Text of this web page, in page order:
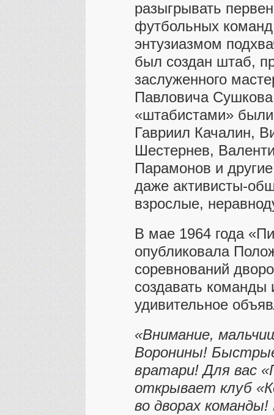
разыгрывать
футбольных
энтузиазмом
был создан штаб,
заслуженного
Павловича
«штабистами»
Гавриил Качалин,
Шестернев,
Парамонов и
даже активисты-
взрослые,
В мае 1964 года
опубликовала
соревнований
создавать команды
удивительное
«Внимание,
Воронины!
вратари! Для вас
открывает клуб
во дворах